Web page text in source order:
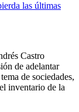
las últimas
Castro
de adelantar
de sociedades,
inventario de la